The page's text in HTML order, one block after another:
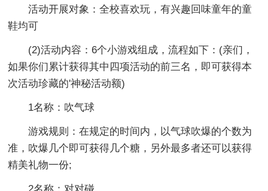
活动开展对象：全校喜欢玩，有兴趣回味童年的童
鞋均可
(2)活动内容：6个小游戏组成，流程如下：(亲们，
如果你们累计获得其中四项活动的前三名，即可获得本
次活动珍藏的'神秘活动额)
1名称：吹气球
游戏规则：在规定的时间内，以气球吹爆的个数为
准，吹爆几个即可获得几个糖，另外最多者还可以获得
精美礼物一份;